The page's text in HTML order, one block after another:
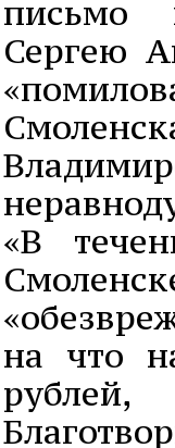
письмо
Сергею
«В
на что